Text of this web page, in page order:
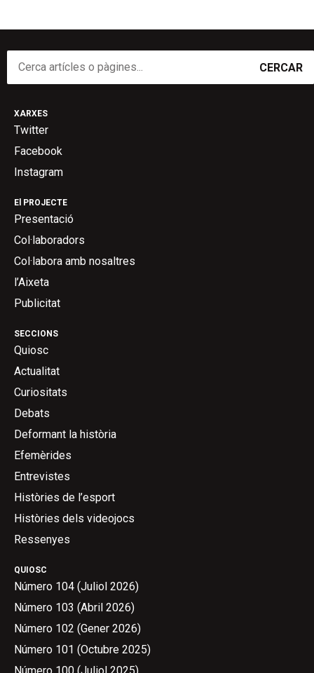
CERCAR
QUIOSC
Número 104 (Juliol 2026)
Número 103 (Abril 2026)
Número 102 (Gener 2026)
Número 101 (Octubre 2025)
SECCIONS
Quiosc
Actualitat
Curiositats
Debats
Deformant la història
Efemèrides
Entrevistes
Històries de l’esport
Històries dels videojocs
Ressenyes
El PROJECTE
Presentació
Col·laboradors
Col·labora amb nosaltres
l’Aixeta
Publicitat
XARXES
Twitter
Facebook
Instagram